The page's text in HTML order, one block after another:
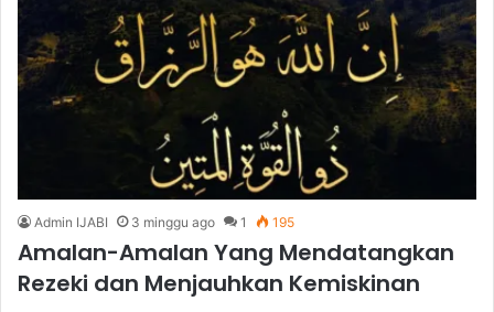
Admin IJABI 3 minggu ago 1 195
Amalan-Amalan Yang Mendatangkan
Rezeki dan Menjauhkan Kemiskinan